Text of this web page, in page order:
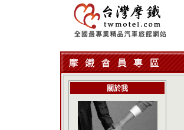
關於我